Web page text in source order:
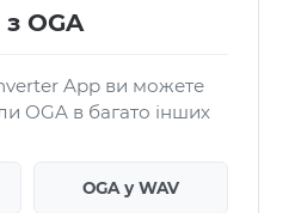
OGA
App ви можете
OGA в багато інших
OGA у WAV